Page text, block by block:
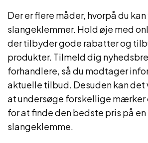
Der er flere måder, hvorpå du
slangeklemmer. Hold øje med
der tilbyder gode rabatter og
produkter. Tilmeld dig
forhandlere, så du modtager
aktuelle tilbud. Desuden kan
at undersøge forskellige mærker
for at finde den bedste pris på
slangeklemme.